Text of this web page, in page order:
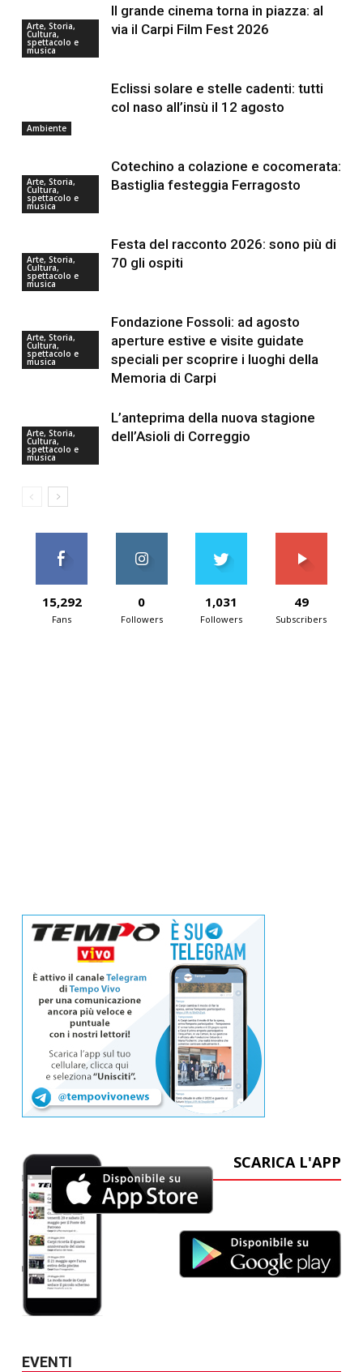
Arte, Storia,
Cultura,
spettacolo e
musica
Il grande cinema torna in piazza: al
via il Carpi Film Fest 2026
Ambiente
Eclissi solare e stelle cadenti: tutti
col naso all’insù il 12 agosto
Arte, Storia,
Cultura,
spettacolo e
musica
Cotechino a colazione e cocomerata:
Bastiglia festeggia Ferragosto
Arte, Storia,
Cultura,
spettacolo e
musica
Festa del racconto 2026: sono più di
70 gli ospiti
Arte, Storia,
Cultura,
spettacolo e
musica
Fondazione Fossoli: ad agosto
aperture estive e visite guidate
speciali per scoprire i luoghi della
Memoria di Carpi
Arte, Storia,
Cultura,
spettacolo e
musica
L’anteprima della nuova stagione
dell’Asioli di Correggio
15,292
Fans
0
Followers
1,031
Followers
49
Subscribers
SCARICA L'APP
EVENTI